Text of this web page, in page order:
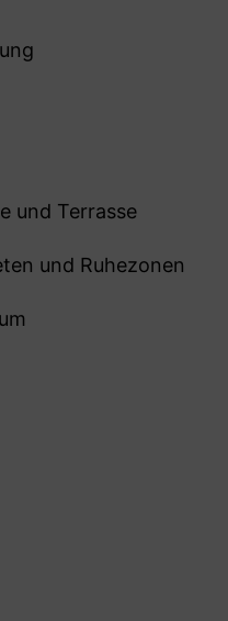
und Terrasse
und Ruhezonen